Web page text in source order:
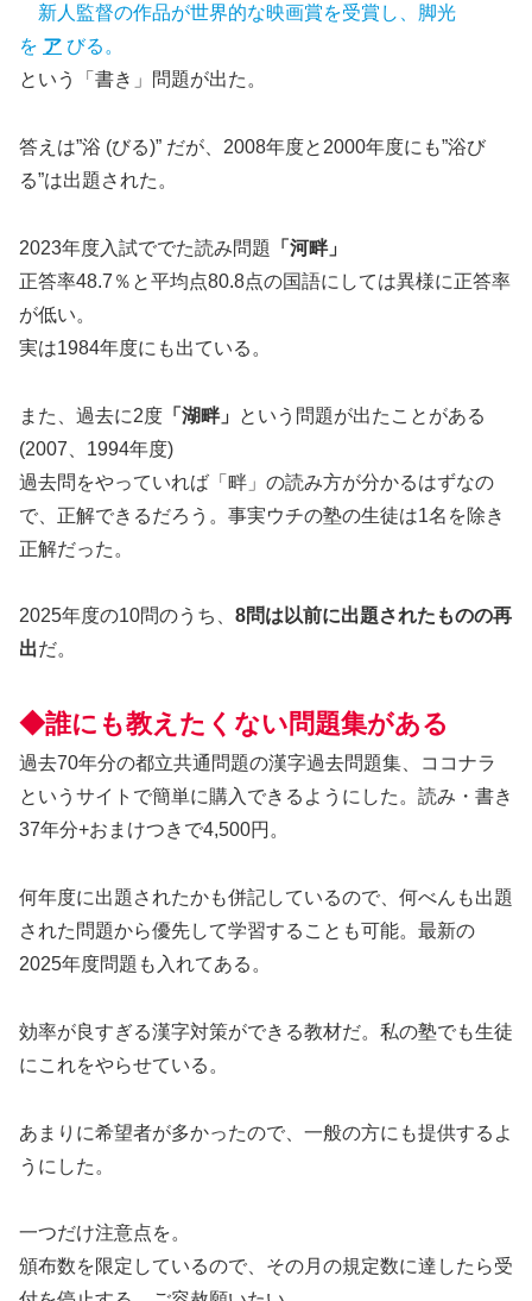
新人監督の作品が世界的な映画賞を受賞し、脚光
を ア びる。
という「書き」問題が出た。
答えは”浴 (びる)” だが、2008年度と2000年度にも”浴び
る”は出題された。
2023年度入試ででた読み問題
「河畔」
正答率48.7％と平均点80.8点の国語にしては異様に正答率
が低い。
実は1984年度にも出ている。
また、過去に2度 「湖畔」
という問題が出たことがある
(2007、1994年度)
過去問をやっていれば「畔」の読み方が分かるはずなの
で、正解できるだろう。事実ウチの塾の生徒は1名を除き
正解だった。
2025年度の10問のうち、 8問は以前に出題されたものの再
出だ。
◆誰にも教えたくない問題集がある
過去70年分の都立共通問題の漢字過去問題集、ココナラ
というサイトで簡単に購入できるようにした。読み・書き
37年分+おまけつきで4,500円。
何年度に出題されたかも併記しているので、何べんも出題
された問題から優先して学習することも可能。最新の
2025年度問題も入れてある。
効率が良すぎる漢字対策ができる教材だ。私の塾でも生徒
にこれをやらせている。
あまりに希望者が多かったので、一般の方にも提供するよ
うにした。
一つだけ注意点を。
頒布数を限定しているので、その月の規定数に達したら受